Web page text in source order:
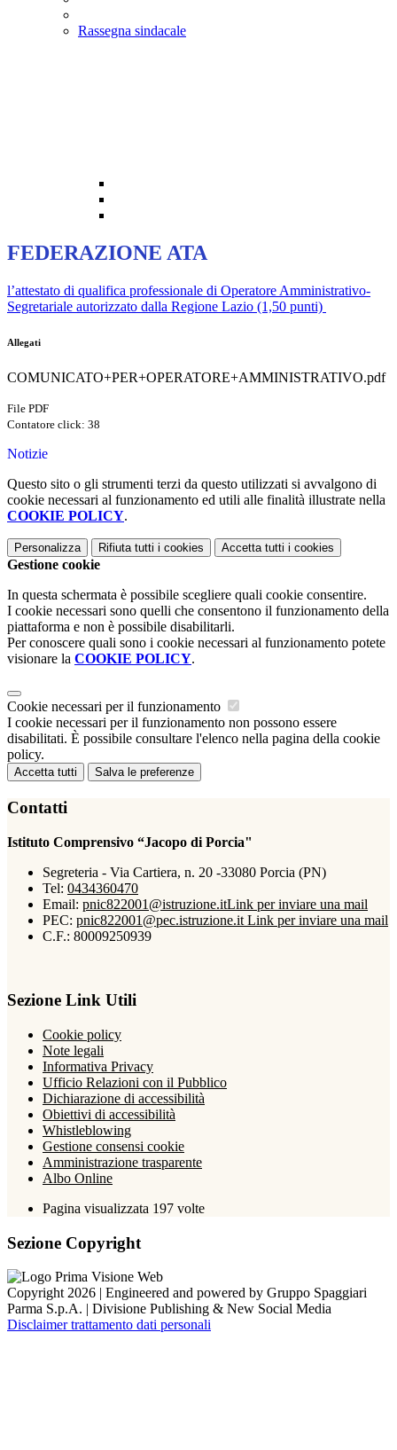
Rassegna sindacale
FEDERAZIONE ATA
l’attestato di qualifica professionale di Operatore Amministrativo-
Segretariale autorizzato dalla Regione Lazio (1,50 punti)
Allegati
COMUNICATO+PER+OPERATORE+AMMINISTRATIVO.pdf
File PDF
Contatore click: 38
Notizie
Questo sito o gli strumenti terzi da questo utilizzati si avvalgono di
cookie necessari al funzionamento ed utili alle finalità illustrate nella
COOKIE POLICY.
Personalizza Rifiuta tutti i cookies Accetta tutti i cookies
Gestione cookie
In questa schermata è possibile scegliere quali cookie consentire.
I cookie necessari sono quelli che consentono il funzionamento della
piattaforma e non è possibile disabilitarli.
Per conoscere quali sono i cookie necessari al funzionamento potete
visionare la COOKIE POLICY.
Cookie necessari per il funzionamento
I cookie necessari per il funzionamento non possono essere
disabilitati. È possibile consultare l'elenco nella pagina della cookie
policy.
Accetta tutti Salva le preferenze
Contatti
Istituto Comprensivo “Jacopo di Porcia"
Segreteria - Via Cartiera, n. 20 -33080 Porcia (PN)
Tel: 0434360470
Email: pnic822001@istruzione.itLink per inviare una mail
PEC: pnic822001@pec.istruzione.it Link per inviare una mail
C.F.: 80009250939
Sezione Link Utili
Cookie policy
Note legali
Informativa Privacy
Ufficio Relazioni con il Pubblico
Dichiarazione di accessibilità
Obiettivi di accessibilità
Whistleblowing
Gestione consensi cookie
Amministrazione trasparente
Albo Online
Pagina visualizzata 197 volte
Sezione Copyright
Copyright 2026 | Engineered and powered by Gruppo Spaggiari
Parma S.p.A. | Divisione Publishing & New Social Media
Disclaimer trattamento dati personali